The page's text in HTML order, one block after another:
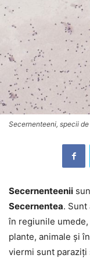
Secernenteeni, specii
Secernenteenii
Secernentea.
în regiunile
plante, animale și
viermi sunt